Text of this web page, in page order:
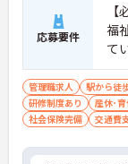
応募要件
福
て
神
動
管理職求人 駅から徒
研修制度あり
産休･
社会保険完備
交通費